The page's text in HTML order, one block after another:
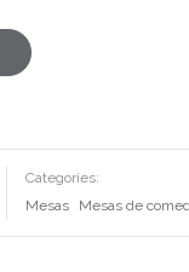
Categories:
Mesas
Mesas de